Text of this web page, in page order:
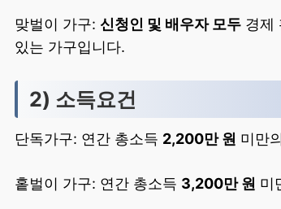
맞벌이 가구: 신청인 및 배우자 모두 경제
있는 가구입니다.
2) 소득요건
단독가구: 연간 총소득 2,200만 원 미만
홑벌이 가구: 연간 총소득 3,200만 원 미